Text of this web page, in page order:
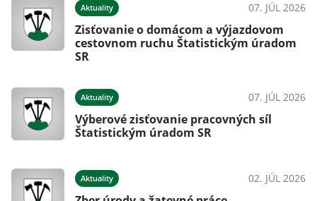
Aktuality 07. JÚL 2026
Zisťovanie o domácom a výjazdovom
cestovnom ruchu Štatistickým úradom
SR
Aktuality 07. JÚL 2026
Výberové zisťovanie pracovných síl
Štatistickým úradom SR
Aktuality 02. JÚL 2026